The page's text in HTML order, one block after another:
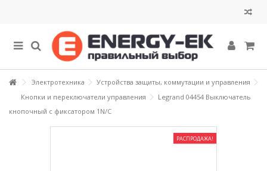
Электротехника
Устройства защиты, коммутации и управления
Кнопки и переключатели управления
Legrand 04454 Выключатель
кнопочный с фиксатором 1N/C
РАСПРОДАЖА!